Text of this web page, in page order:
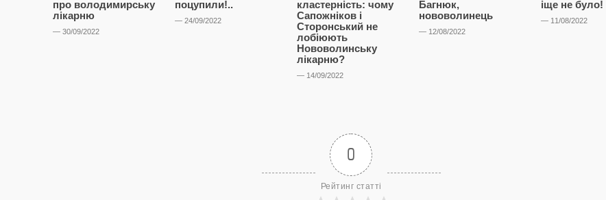
про володимирську
лікарню
— 30/09/2022
поцупили!..
— 24/09/2022
кластерність: чому
Сапожніков і
Сторонський не
лобіюють
Нововолинську
лікарню?
— 14/09/2022
Багнюк,
нововолинець
— 12/08/2022
іще не було!
— 11/08/2022
0
Рейтинг статті